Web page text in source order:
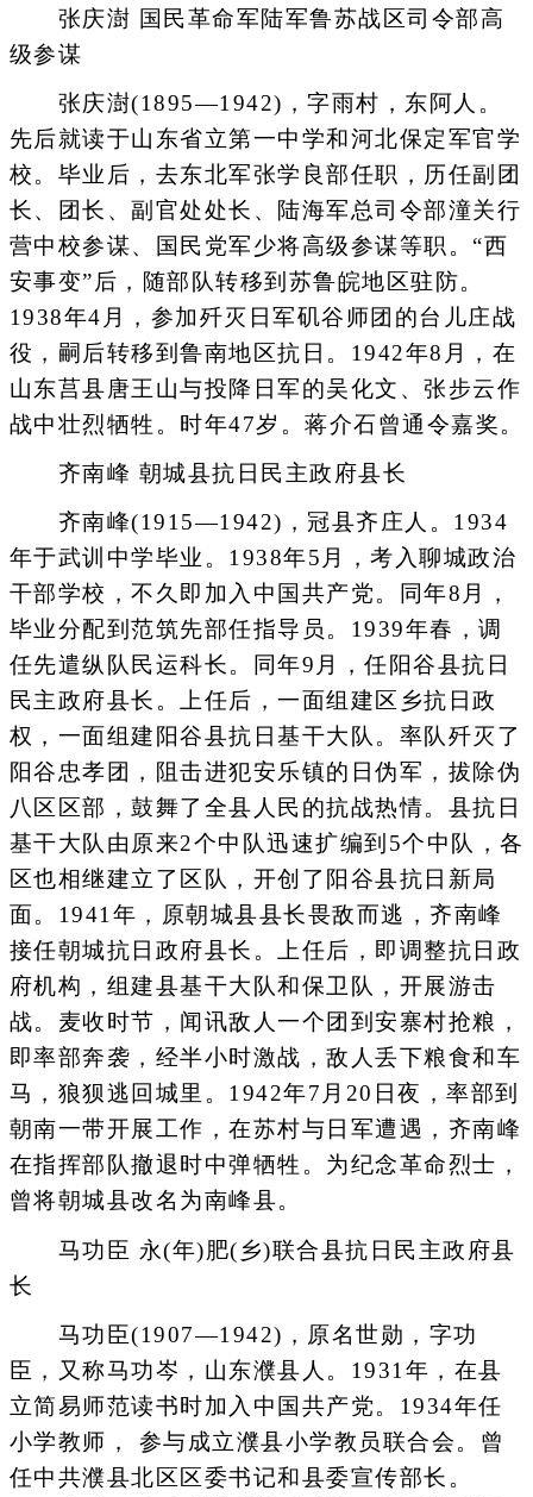
张庆澍 国民革命军陆军鲁苏战区司令部高
级参谋
张庆澍(1895—1942)，字雨村，东阿人。
先后就读于山东省立第一中学和河北保定军官学
校。毕业后，去东北军张学良部任职，历任副团
长、团长、副官处处长、陆海军总司令部潼关行
营中校参谋、国民党军少将高级参谋等职。“西
安事变”后，随部队转移到苏鲁皖地区驻防。
1938年4月，参加歼灭日军矶谷师团的台儿庄战
役，嗣后转移到鲁南地区抗日。1942年8月，在
山东莒县唐王山与投降日军的吴化文、张步云作
战中壮烈牺牲。时年47岁。蒋介石曾通令嘉奖。
齐南峰 朝城县抗日民主政府县长
齐南峰(1915—1942)，冠县齐庄人。1934
年于武训中学毕业。1938年5月，考入聊城政治
干部学校，不久即加入中国共产党。同年8月，
毕业分配到范筑先部任指导员。1939年春，调
任先遣纵队民运科长。同年9月，任阳谷县抗日
民主政府县长。上任后，一面组建区乡抗日政
权，一面组建阳谷县抗日基干大队。率队歼灭了
阳谷忠孝团，阻击进犯安乐镇的日伪军，拔除伪
八区区部，鼓舞了全县人民的抗战热情。县抗日
基干大队由原来2个中队迅速扩编到5个中队，各
区也相继建立了区队，开创了阳谷县抗日新局
面。1941年，原朝城县县长畏敌而逃，齐南峰
接任朝城抗日政府县长。上任后，即调整抗日政
府机构，组建县基干大队和保卫队，开展游击
战。麦收时节，闻讯敌人一个团到安寨村抢粮，
即率部奔袭，经半小时激战，敌人丢下粮食和车
马，狼狈逃回城里。1942年7月20日夜，率部到
朝南一带开展工作，在苏村与日军遭遇，齐南峰
在指挥部队撤退时中弹牺牲。为纪念革命烈士，
曾将朝城县改名为南峰县。
马功臣 永(年)肥(乡)联合县抗日民主政府县
长
马功臣(1907―1942)，原名世勋，字功
臣，又称马功岑，山东濮县人。1931年，在县
立简易师范读书时加入中国共产党。1934年任
小学教师， 参与成立濮县小学教员联合会。曾
任中共濮县北区区委书记和县委宣传部长。